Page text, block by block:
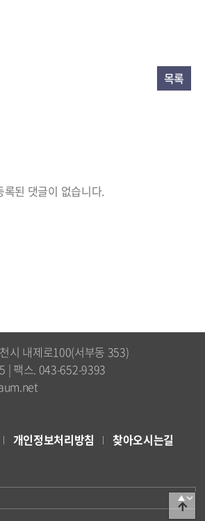
목록
록된 댓글이 없습니다.
시 내제로100(서부동 353)
| 팩스. 043-652-9393
개인정보처리방침
찾아오시는길